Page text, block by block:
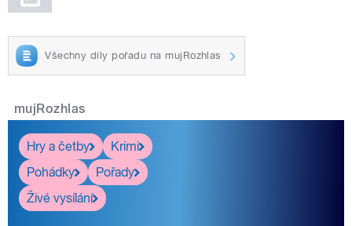
Všechny díly pořadu na mujRozhlas
mujRozhlas
Hry a četby
Krimi
Pohádky
Pořady
Živé vysílání